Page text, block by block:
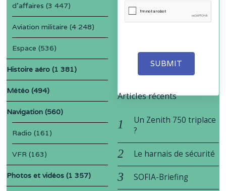
SUBMIT
d'affaires (3 447)
Aviation militaire (4 248)
Espace (536)
Histoire aéro (1 381)
Météo (494)
Navigation (560)
Radio (161)
VFR (163)
Photos et vidéos (1 357)
Articles récents
Un Zenith 750 triplace
?
Le harnais de sécurité
SOFIA-Briefing